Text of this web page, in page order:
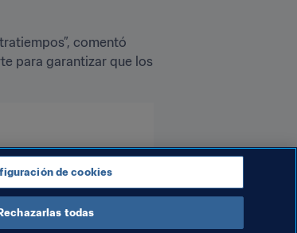
comentó
para garantizar que los
de cookies
todas